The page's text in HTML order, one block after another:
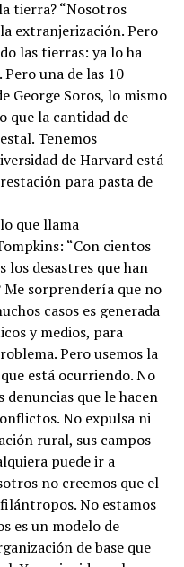
tierra? “Nosotros
extranjerización. Pero
las tierras: ya lo ha
una de las 10
George Soros, lo mismo
que la cantidad de
Tenemos
de Harvard está
para pasta de
que llama
“Con cientos
los desastres que han
Me sorprendería que no
casos es generada
y medios, para
Pero usemos la
está ocurriendo. No
denuncias que le hacen
No expulsa ni
rural, sus campos
puede ir a
no creemos que el
No estamos
es un modelo de
de base que